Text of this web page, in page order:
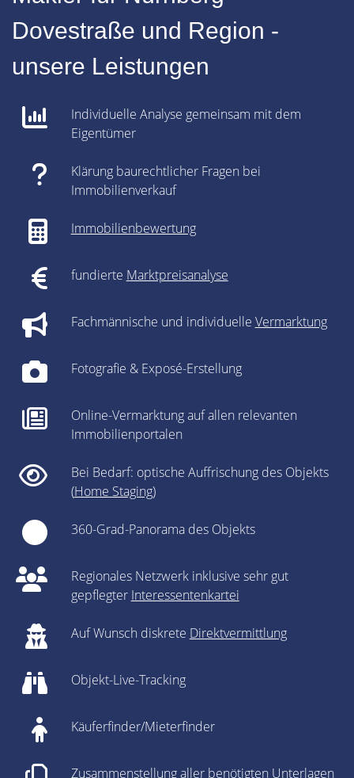
Dovestraße und Region -
unsere Leistungen
Individuelle Analyse gemeinsam mit dem
Eigentümer
Klärung baurechtlicher Fragen bei
Immobilienverkauf
Immobilienbewertung
fundierte Marktpreisanalyse
Fachmännische und individuelle Vermarktung
Fotografie & Exposé-Erstellung
Online-Vermarktung auf allen relevanten
Immobilienportalen
Bei Bedarf: optische Auffrischung des Objekts
(Home Staging)
360-Grad-Panorama des Objekts
Regionales Netzwerk inklusive sehr gut
gepflegter Interessentenkartei
Auf Wunsch diskrete Direktvermittlung
Objekt-Live-Tracking
Käuferfinder/Mieterfinder
Zusammenstellung aller benötigten Unterlagen